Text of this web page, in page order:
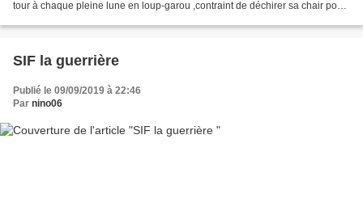
tour à chaque pleine lune en loup-garou ,contraint de déchirer sa chair pour
SIF la guerrière
Publié le 09/09/2019 à 22:46
Par nino06